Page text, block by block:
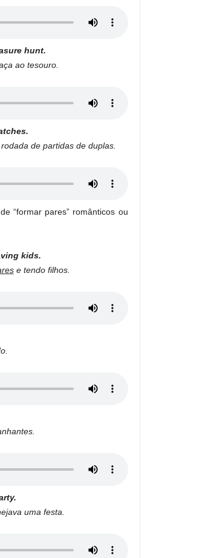
hunt.
ao tesouro.
de partidas de duplas.
“formar pares” românticos ou
kids.
e tendo filhos.
uma festa.